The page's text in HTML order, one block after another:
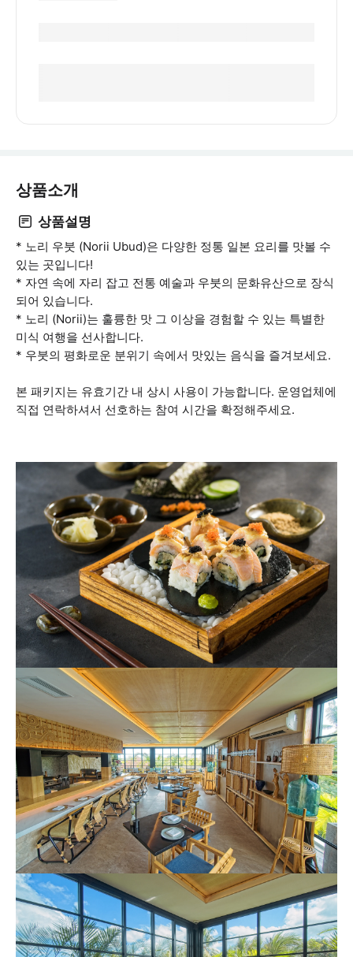
상품소개
상품설명
* 노리 우붓 (Norii Ubud)은 다양한 정통 일본 요리를 맛볼 수
있는 곳입니다!
* 자연 속에 자리 잡고 전통 예술과 우붓의 문화유산으로 장식
되어 있습니다.
* 노리 (Norii)는 훌륭한 맛 그 이상을 경험할 수 있는 특별한
미식 여행을 선사합니다.
* 우붓의 평화로운 분위기 속에서 맛있는 음식을 즐겨보세요.
본 패키지는 유효기간 내 상시 사용이 가능합니다. 운영업체에
직접 연락하셔서 선호하는 참여 시간을 확정해주세요.